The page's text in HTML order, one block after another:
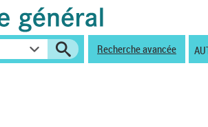
Recherche avancée